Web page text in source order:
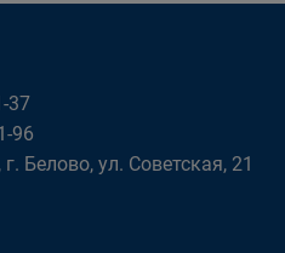
37
96
Белово, ул. Советская, 21